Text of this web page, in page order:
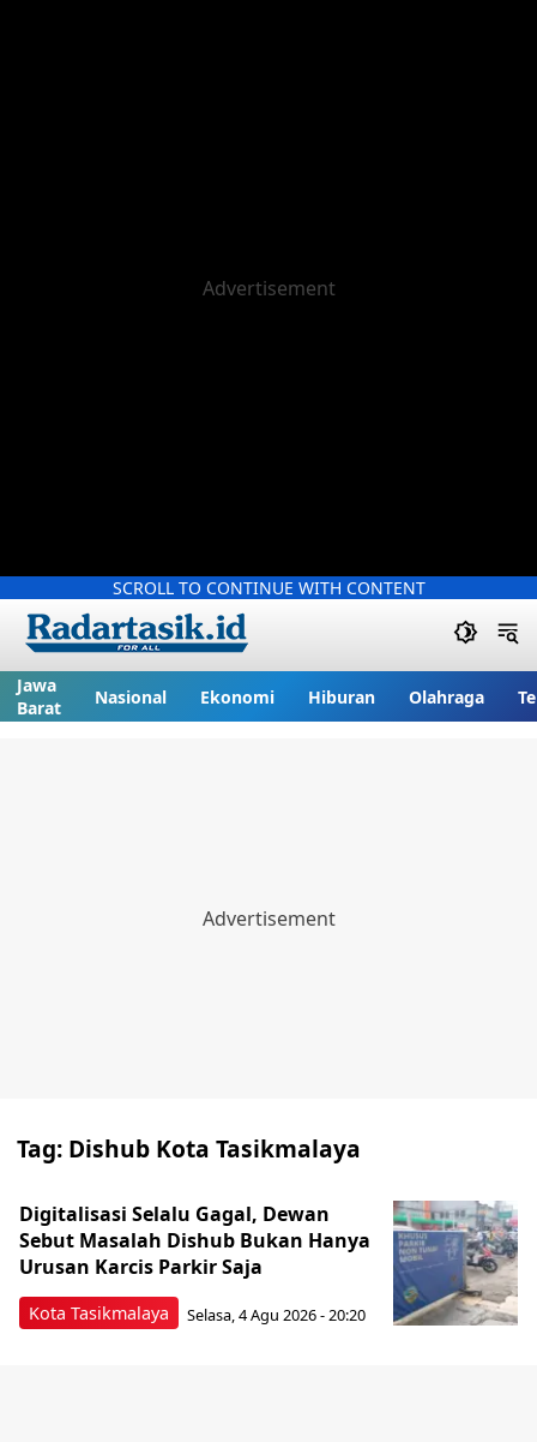
SCROLL TO CONTINUE WITH CONTENT
Jawa
Barat
Nasional Ekonomi Hiburan Olahraga
Tag: Dishub Kota Tasikmalaya
Kota Tasikmalaya
Digitalisasi Selalu Gagal, Dewan
Sebut Masalah Dishub Bukan Hanya
Urusan Karcis Parkir Saja
Selasa, 4 Agu 2026 - 20:20